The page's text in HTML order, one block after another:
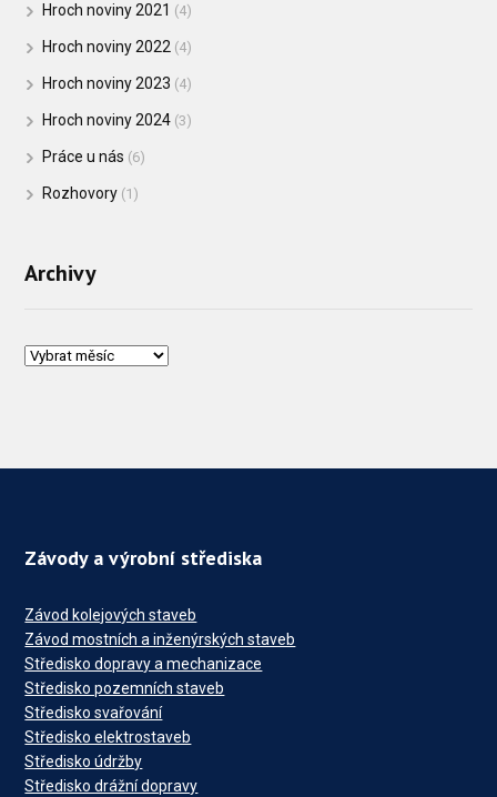
Hroch noviny 2021 (4)
Hroch noviny 2022 (4)
Hroch noviny 2023 (4)
Hroch noviny 2024 (3)
Práce u nás (6)
Rozhovory (1)
Archivy
Závody a výrobní střediska
Závod kolejových staveb
Závod mostních a inženýrských staveb
Středisko dopravy a mechanizace
Středisko pozemních staveb
Středisko svařování
Středisko elektrostaveb
Středisko údržby
Středisko drážní dopravy